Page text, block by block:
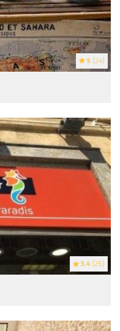
5 (24)
3.4 (25)